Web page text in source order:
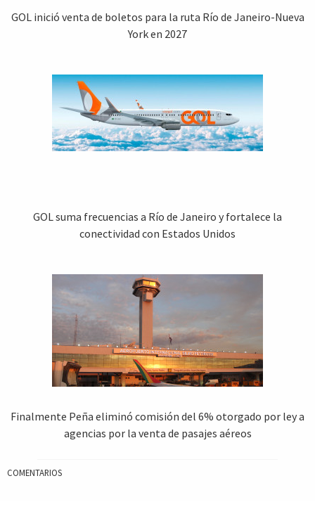
GOL inició venta de boletos para la ruta Río de Janeiro-Nueva
York en 2027
GOL suma frecuencias a Río de Janeiro y fortalece la
conectividad con Estados Unidos
Finalmente Peña eliminó comisión del 6% otorgado por ley a
agencias por la venta de pasajes aéreos
COMENTARIOS